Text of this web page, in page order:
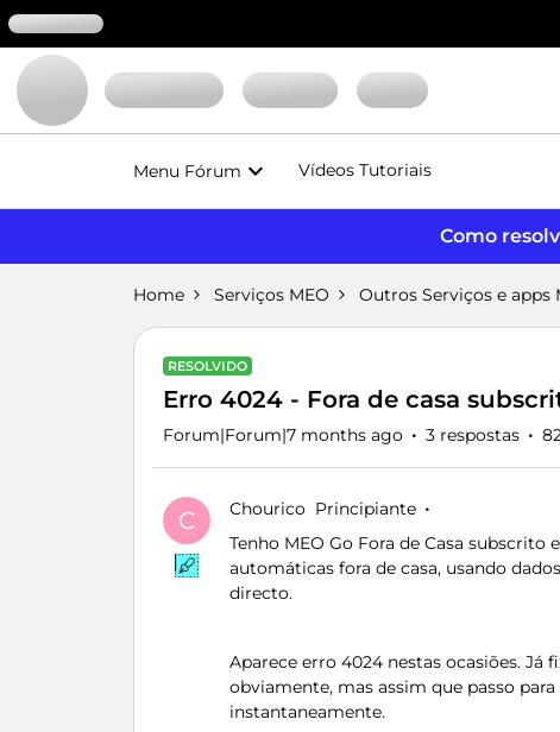
Menu Fórum Vídeos Tutoriais
Como
Home Serviços MEO Outros Serviços e apps
RESOLVIDO
Erro 4024 - Fora de casa
Forum|Forum|7 months ago 3 respostas
C Chourico Principiante
Tenho MEO Go Fora de Casa
automáticas fora de casa, usando
directo.
Aparece erro 4024 nestas ocasiões. Já
obviamente, mas assim que passo
instantaneamente.